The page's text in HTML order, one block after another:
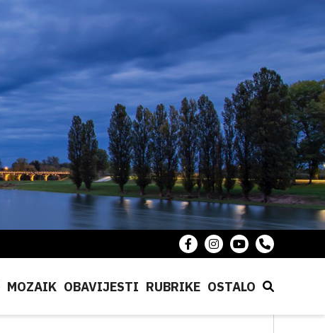
MOZAIK OBAVIJESTI RUBRIKE OSTALO